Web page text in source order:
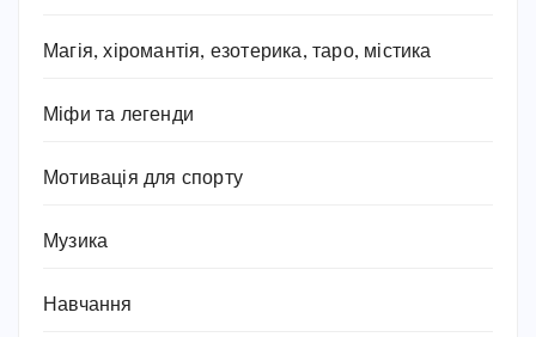
Магія, хіромантія, езотерика, таро, містика
Міфи та легенди
Мотивація для спорту
Музика
Навчання